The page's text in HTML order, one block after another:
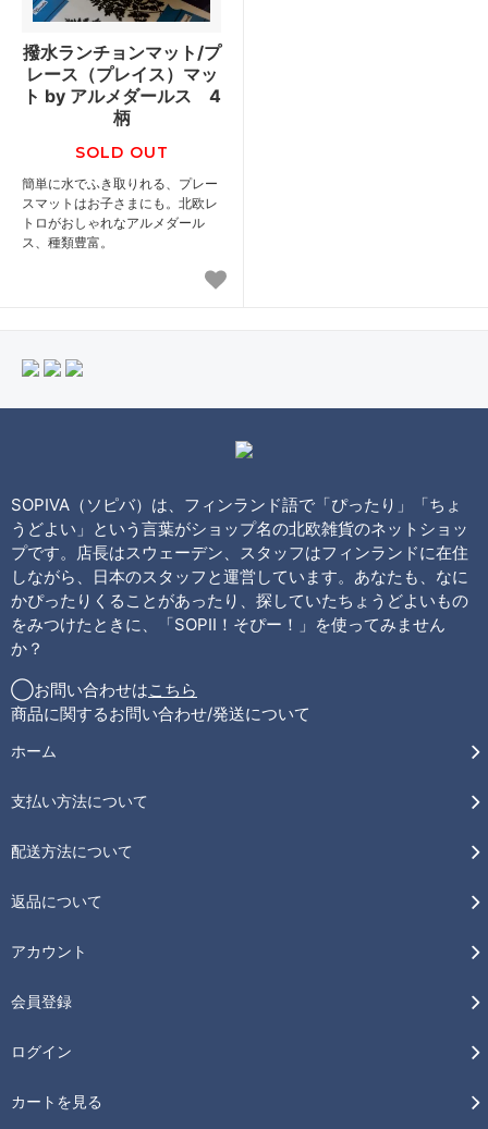
撥水ランチョンマット/プ
レース（プレイス）マッ
ト by アルメダールス 4
柄
SOLD OUT
簡単に水でふき取りれる、プレー
スマットはお子さまにも。北欧レ
トロがおしゃれなアルメダール
ス、種類豊富。
SOPIVA（ソピバ）は、フィンランド語で「ぴったり」「ちょ
うどよい」という言葉がショップ名の北欧雑貨のネットショッ
プです。店長はスウェーデン、スタッフはフィンランドに在住
しながら、日本のスタッフと運営しています。あなたも、なに
かぴったりくることがあったり、探していたちょうどよいもの
をみつけたときに、「SOPII！そぴー！」を使ってみません
か？
◯お問い合わせはこちら
商品に関するお問い合わせ/発送について
ホーム
支払い方法について
配送方法について
返品について
アカウント
会員登録
ログイン
カートを見る